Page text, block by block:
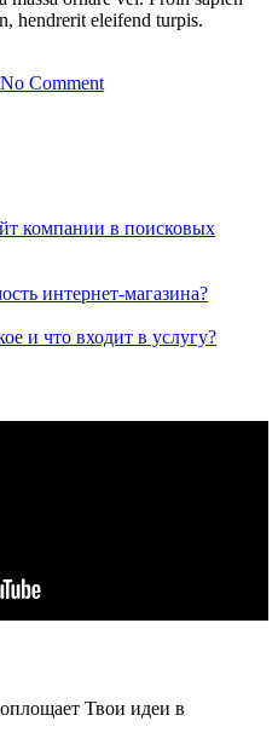
hendrerit eleifend turpis.
No Commenton
компании в поисковых
интернет-магазина?
и что входит в услугу?
Твои идеи в